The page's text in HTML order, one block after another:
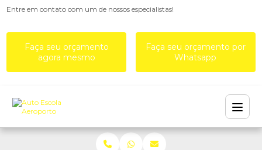
Entre em contato com um de nossos especialistas!
Faça seu orçamento
agora mesmo
Faça seu orçamento por
Whatsapp